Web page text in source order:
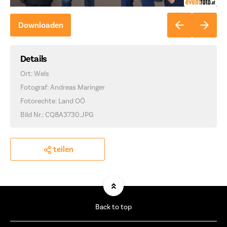
Downloaden
Details
Ort: Wels
Fotograf: Andreas Maringer
Fotorechte: Land OÖ
Bild Nr.: CQ8A3730.JPG
teilen
Back to top